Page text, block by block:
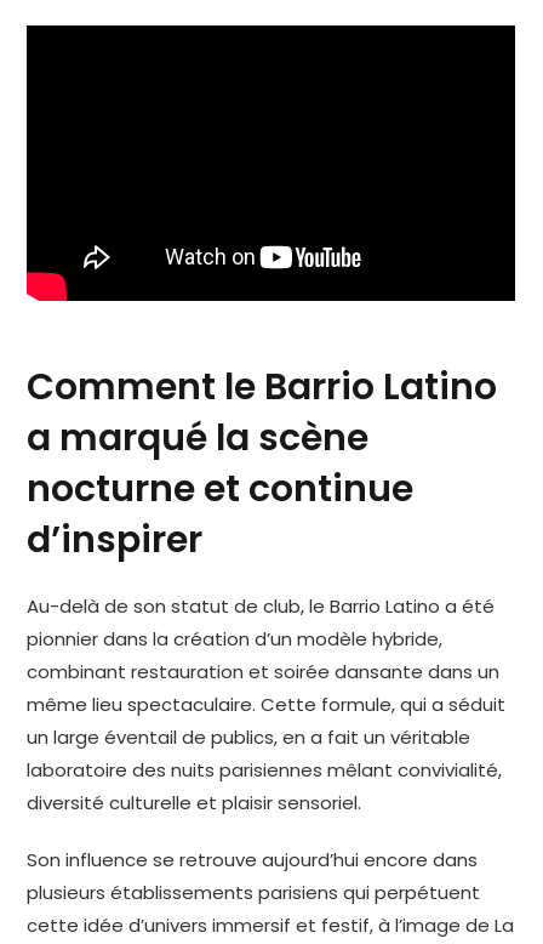
Comment le Barrio Latino
a marqué la scène
nocturne et continue
d’inspirer
Au-delà de son statut de club, le Barrio Latino a été
pionnier dans la création d’un modèle hybride,
combinant restauration et soirée dansante dans un
même lieu spectaculaire. Cette formule, qui a séduit
un large éventail de publics, en a fait un véritable
laboratoire des nuits parisiennes mêlant convivialité,
diversité culturelle et plaisir sensoriel.
Son influence se retrouve aujourd’hui encore dans
plusieurs établissements parisiens qui perpétuent
cette idée d’univers immersif et festif, à l’image de La